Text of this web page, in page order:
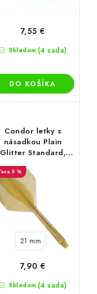
Skladom (4 sada)
7,55 €
DO KOŠÍKA
Condor letky s
násadkou Plain
Glitter Standard,
zlaté
5 %
21 mm
Skladom (4 sada)
7,90 €